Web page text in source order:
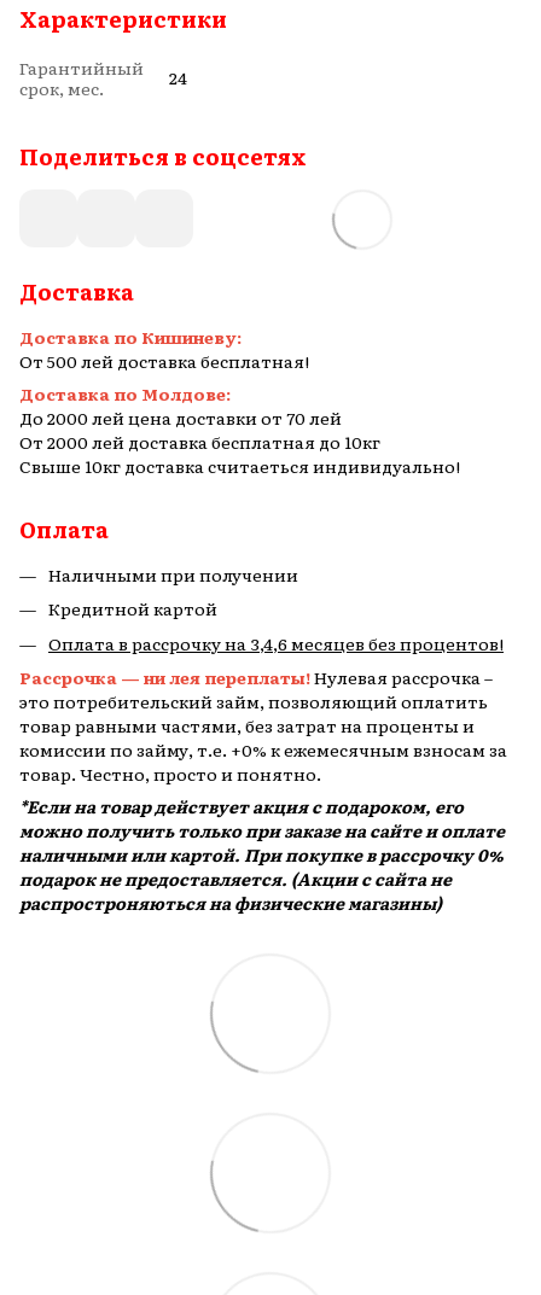
Характеристики
Гарантийный
срок, мес.
24
Поделиться в соцсетях
Доставка
Доставка по Кишиневу:
От 500 лей доставка бесплатная!
Доставка по Молдове:
До 2000 лей цена доставки от 70 лей
От 2000 лей доставка бесплатная до 10кг
Свыше 10кг доставка считаеться индивидуально!
Оплата
Наличными при получении
Кредитной картой
Оплата в рассрочку на 3,4,6 месяцев без процентов!
Рассрочка — ни лея переплаты!Нулевая рассрочка –
это потребительский займ, позволяющий оплатить
товар равными частями, без затрат на проценты и
комиссии по займу, т.е. +0% к ежемесячным взносам за
товар. Честно, просто и понятно.
*Если на товар действует акция с подароком, его
можно получить только при заказе на сайте и оплате
наличными или картой. При покупке в рассрочку 0%
подарок не предоставляется. (Акции с сайта не
распростроняються на физические магазины)